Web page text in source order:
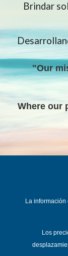
Brindar
"Our
Where our
La
Los